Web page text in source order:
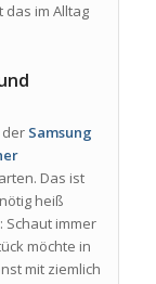
im Alltag
der Samsung
Das ist
heiß
Schaut immer
möchte in
mit ziemlich